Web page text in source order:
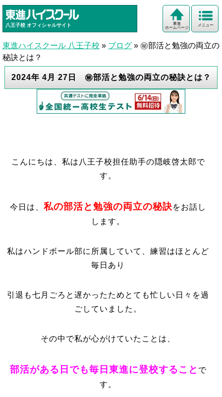
八王子校 オフィシャルサイト メニュー
東進
ホームページ
東進ハイスクール 八王子校 » ブログ » ㊙部活と勉強の両立の
秘訣とは？
2024年 4月 27日 ㊙部活と勉強の両立の秘訣とは？
こんにちは、私は八王子校担任助手の隠岐啓太郎で
す。
今日は、私の部活と勉強の両立の秘訣をお話し
します。
私はハンドボール部に所属していて、練習はほとんど
毎日あり
引退も七月ごろと遅かったためとても忙しい日々を過
ごしていました。
その中で私が心がけていたことは、
部活がある日でも毎日東進に登校すること で
す。